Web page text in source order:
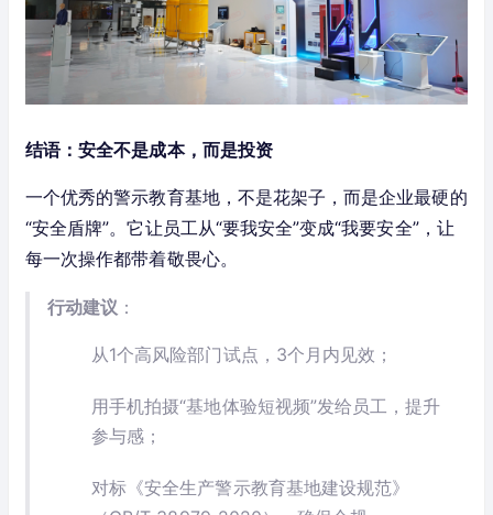
结语：安全不是成本，而是投资
一个优秀的警示教育基地，不是花架子，而是企业最硬的
“安全盾牌”。它让员工从“要我安全”变成“我要安全”，让
每一次操作都带着敬畏心。
行动建议 ：
从1个高风险部门试点，3个月内见效；
用手机拍摄“基地体验短视频”发给员工，提升
参与感；
对标《安全生产警示教育基地建设规范》